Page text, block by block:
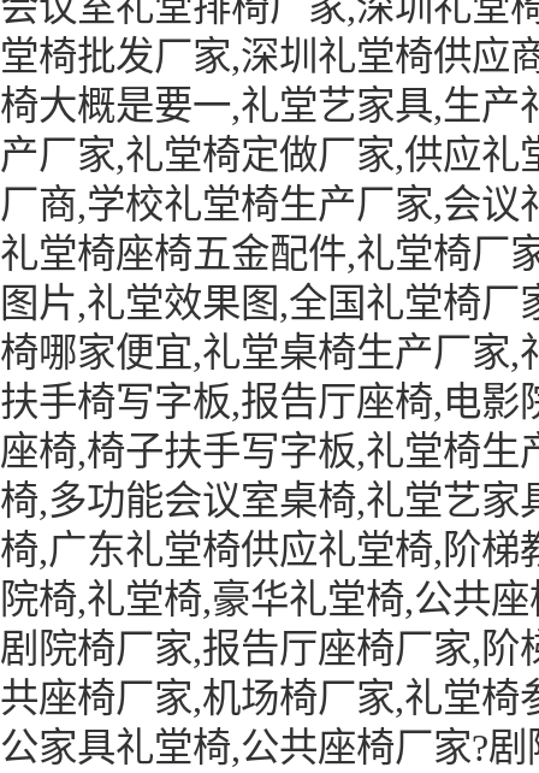
堂椅批发厂家,深圳礼堂椅供应
椅大概是要一,礼堂艺家具,生
产厂家,礼堂椅定做厂家,供应
厂商,学校礼堂椅生产厂家,会
礼堂椅座椅五金配件,礼堂椅厂
图片,礼堂效果图,全国礼堂椅
椅哪家便宜,礼堂桌椅生产厂家
扶手椅写字板,报告厅座椅,电
座椅,椅子扶手写字板,礼堂椅
椅,多功能会议室桌椅,礼堂艺
椅,广东礼堂椅供应礼堂椅,阶
院椅,礼堂椅,豪华礼堂椅,公共
剧院椅厂家,报告厅座椅厂家,
共座椅厂家,机场椅厂家,礼堂
公家具礼堂椅,公共座椅厂家?